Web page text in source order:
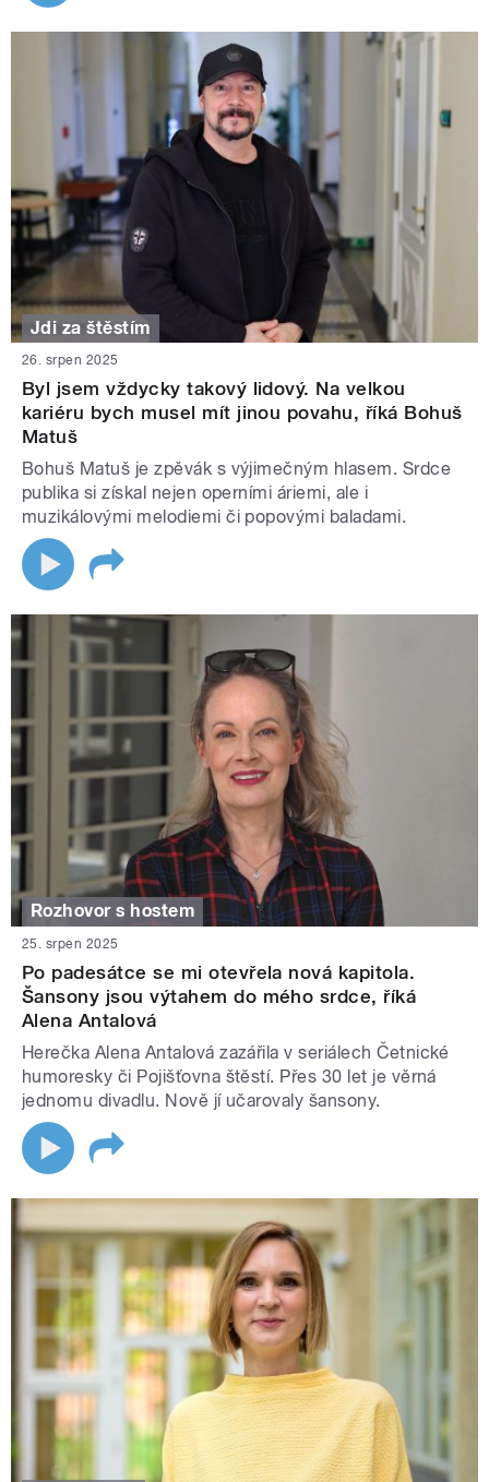
Jdi za štěstím
26. srpen 2025
Byl jsem vždycky takový lidový. Na velkou
kariéru bych musel mít jinou povahu, říká Bohuš
Matuš
Bohuš Matuš je zpěvák s výjimečným hlasem. Srdce
publika si získal nejen operními áriemi, ale i
muzikálovými melodiemi či popovými baladami.
Rozhovor s hostem
25. srpen 2025
Po padesátce se mi otevřela nová kapitola.
Šansony jsou výtahem do mého srdce, říká
Alena Antalová
Herečka Alena Antalová zazářila v seriálech Četnické
humoresky či Pojišťovna štěstí. Přes 30 let je věrná
jednomu divadlu. Nově jí učarovaly šansony.